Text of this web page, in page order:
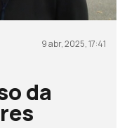
9 abr, 2025, 17:41
da